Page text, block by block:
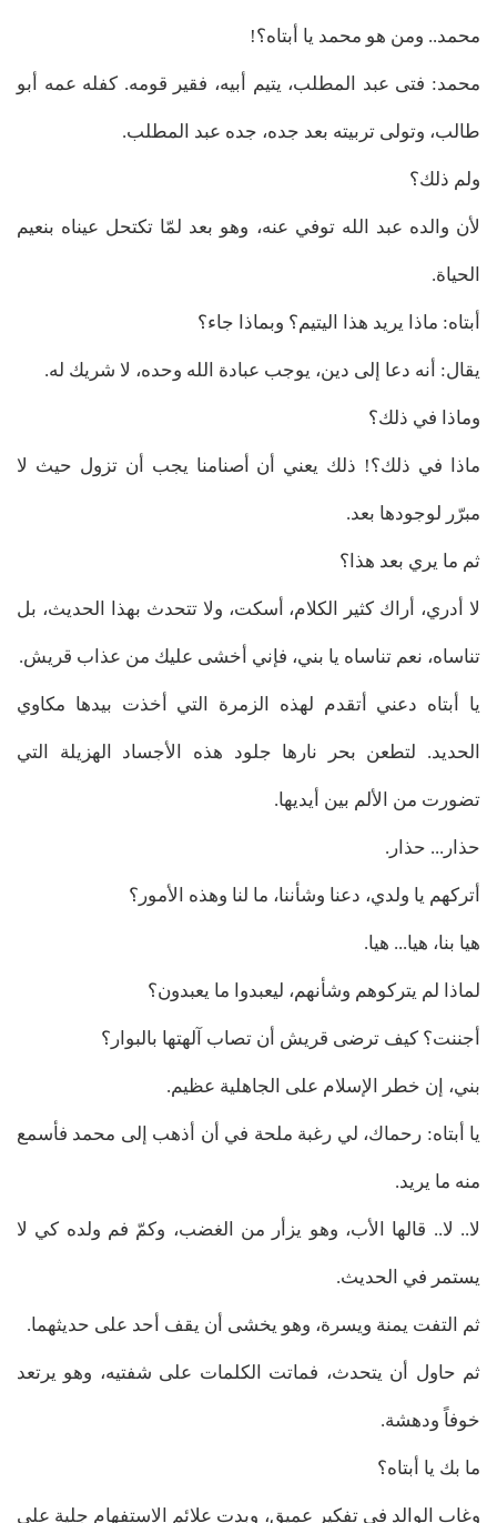
محمد.. ومن هو محمد يا أبتاه؟!
محمد: فتى عبد المطلب، يتيم أبيه، فقير قومه. كفله عمه أبو
طالب، وتولى تربيته بعد جده، جده عبد المطلب.
ولم ذلك؟
لأن والده عبد الله توفي عنه، وهو بعد لمّا تكتحل عيناه بنعيم
الحياة.
أبتاه: ماذا يريد هذا اليتيم؟ وبماذا جاء؟
يقال: أنه دعا إلى دين، يوجب عبادة الله وحده، لا شريك له.
وماذا في ذلك؟
ماذا في ذلك؟! ذلك يعني أن أصنامنا يجب أن تزول حيث لا
مبرّر لوجودها بعد.
ثم ما يري بعد هذا؟
لا أدري، أراك كثير الكلام، أسكت، ولا تتحدث بهذا الحديث، بل
تناساه، نعم تناساه يا بني، فإني أخشى عليك من عذاب قريش.
يا أبتاه دعني أتقدم لهذه الزمرة التي أخذت بيدها مكاوي
الحديد. لتطعن بحر نارها جلود هذه الأجساد الهزيلة التي
تضورت من الألم بين أيديها.
حذار... حذار.
أتركهم يا ولدي، دعنا وشأننا، ما لنا وهذه الأمور؟
هيا بنا، هيا... هيا.
لماذا لم يتركوهم وشأنهم، ليعبدوا ما يعبدون؟
أجننت؟ كيف ترضى قريش أن تصاب آلهتها بالبوار؟
بني، إن خطر الإسلام على الجاهلية عظيم.
يا أبتاه: رحماك، لي رغبة ملحة في أن أذهب إلى محمد فأسمع
منه ما يريد.
لا.. لا.. قالها الأب، وهو يزأر من الغضب، وكمّ فم ولده كي لا
يستمر في الحديث.
ثم التفت يمنة ويسرة، وهو يخشى أن يقف أحد على حديثهما.
ثم حاول أن يتحدث، فماتت الكلمات على شفتيه، وهو يرتعد
خوفاً ودهشة.
ما بك يا أبتاه؟
وغاب الوالد في تفكير عميق، وبدت علائم الاستفهام جلية على